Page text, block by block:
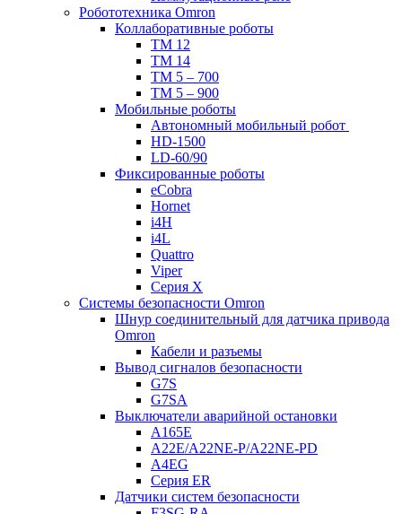
Робототехника Omron
Коллаборативные роботы
TM 12
TM 14
TM 5 – 700
TM 5 – 900
Мобильные роботы
Автономный мобильный робот
HD-1500
LD-60/90
Фиксированные роботы
eCobra
Hornet
i4H
i4L
Quattro
Viper
Серия X
Системы безопасности Omron
Шнур соединительный для датчика привода
Omron
Кабели и разъемы
Вывод сигналов безопасности
G7S
G7SA
Выключатели аварийной остановки
A165E
A22E/A22NE-P/A22NE-PD
A4EG
Серия ER
Датчики систем безопасности